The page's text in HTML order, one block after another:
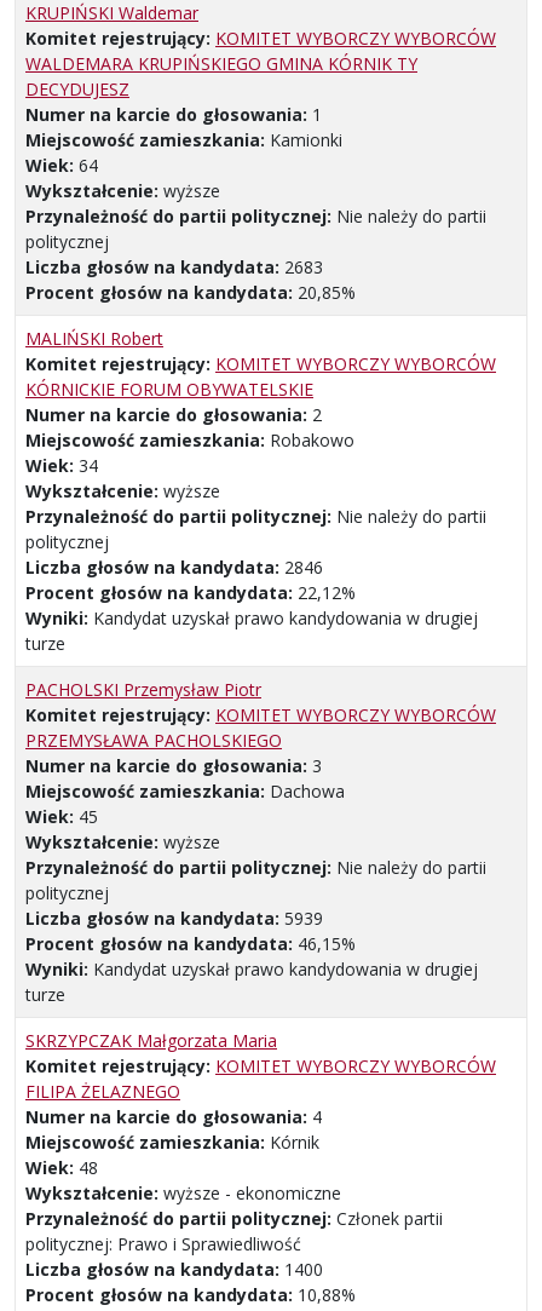
KRUPIŃSKI Waldemar
Komitet rejestrujący: KOMITET WYBORCZY WYBORCÓW
WALDEMARA KRUPIŃSKIEGO GMINA KÓRNIK TY
DECYDUJESZ
Numer na karcie do głosowania: 1
Miejscowość zamieszkania: Kamionki
Wiek: 64
Wykształcenie: wyższe
Przynależność do partii politycznej: Nie należy do partii
politycznej
Liczba głosów na kandydata: 2683
Procent głosów na kandydata: 20,85%
MALIŃSKI Robert
Komitet rejestrujący: KOMITET WYBORCZY WYBORCÓW
KÓRNICKIE FORUM OBYWATELSKIE
Numer na karcie do głosowania: 2
Miejscowość zamieszkania: Robakowo
Wiek: 34
Wykształcenie: wyższe
Przynależność do partii politycznej: Nie należy do partii
politycznej
Liczba głosów na kandydata: 2846
Procent głosów na kandydata: 22,12%
Wyniki: Kandydat uzyskał prawo kandydowania w drugiej
turze
PACHOLSKI Przemysław Piotr
Komitet rejestrujący: KOMITET WYBORCZY WYBORCÓW
PRZEMYSŁAWA PACHOLSKIEGO
Numer na karcie do głosowania: 3
Miejscowość zamieszkania: Dachowa
Wiek: 45
Wykształcenie: wyższe
Przynależność do partii politycznej: Nie należy do partii
politycznej
Liczba głosów na kandydata: 5939
Procent głosów na kandydata: 46,15%
Wyniki: Kandydat uzyskał prawo kandydowania w drugiej
turze
SKRZYPCZAK Małgorzata Maria
Komitet rejestrujący: KOMITET WYBORCZY WYBORCÓW
FILIPA ŻELAZNEGO
Numer na karcie do głosowania: 4
Miejscowość zamieszkania: Kórnik
Wiek: 48
Wykształcenie: wyższe - ekonomiczne
Przynależność do partii politycznej: Członek partii
politycznej: Prawo i Sprawiedliwość
Liczba głosów na kandydata: 1400
Procent głosów na kandydata: 10,88%